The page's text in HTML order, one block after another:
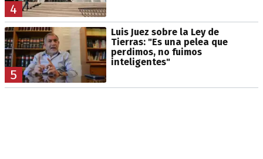
4
5
Luis Juez sobre la Ley de
Tierras: "Es una pelea que
perdimos, no fuimos
inteligentes"